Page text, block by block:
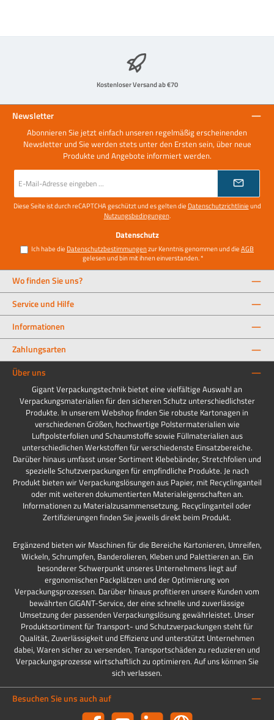
Kostenloser Versand ab €70
Newsletter
Abonnieren Sie jetzt einfach unseren regelmäßig erscheinenden
Newsletter und Sie werden stets unter den Ersten sein, über neue
Produkte und Angebote informiert werden.
E-
Mail-
Adresse
*
Diese Seite ist durch reCAPTCHA geschützt und es gelten die Datenschutzrichtlinieund
Nutzungsbedingungen.
Datenschutz
Ich habe die Datenschutzbestimmungenzur Kenntnis genommen und dieAGB
gelesen und bin mit ihnen einverstanden.*
Wo finden Sie uns?
Service und Hilfe
Informationen
Zahlungsarten
Über uns
Gigant Verpackungstechnik bietet eine vielfältige Auswahl an
Verpackungsmaterialien für den sicheren Schutz unterschiedlichster
Produkte. In unserem Webshop finden Sie robuste Kartonagen in
verschiedenen Größen, hochwertige Polstermaterialien wie
Luftpolsterfolien und Schaumstoffe sowie Füllmaterialien aus
unterschiedlichen Werkstoffen für verschiedenste Einsatzbereiche.
Darüber hinaus umfasst unser Sortiment Klebebänder, Stretchfolien und
spezielle Schutzverpackungen für empfindliche Produkte. Je nach
Produkt bieten wir Verpackungslösungen aus Papier, mit Recyclinganteil
oder mit weiteren dokumentierten Materialeigenschaften an.
Informationen zu Materialzusammensetzung, Recyclinganteil oder
Zertifizierungen finden Sie jeweils direkt beim Produkt.
Ergänzend bieten wir Maschinen für die Bereiche Kartonieren, Umreifen,
Wickeln, Schrumpfen, Banderolieren, Kleben und Palettieren an. Ein
besonderer Schwerpunkt unseres Unternehmens liegt auf
ergonomischen Packplätzen und der Optimierung von
Verpackungsprozessen. Darüber hinaus profitieren unsere Kunden vom
bewährten GIGANT-Service, der eine schnelle und zuverlässige
Umsetzung der passenden Verpackungslösung gewährleistet. Unser
Produktsortiment für Transport- und Schutzverpackungen steht für
Qualität, Zuverlässigkeit und Effizienz und unterstützt Unternehmen
dabei, Waren sicher zu versenden, Transportschäden zu reduzieren und
Verpackungsprozesse wirtschaftlich zu optimieren. Auf uns können Sie
sich verlassen.
Besuchen Sie uns auch auf